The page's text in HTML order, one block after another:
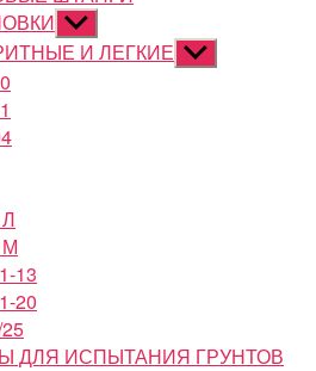
Показывать
подменю
И ЛЕГКИЕ Показывать
подменю
13
20
ДЛЯ ИСПЫТАНИЯ ГРУНТОВ